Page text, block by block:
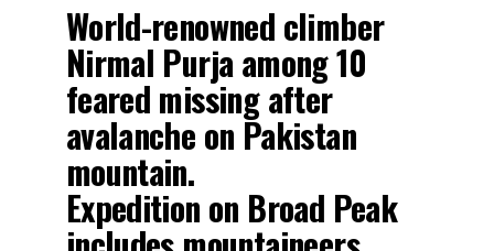
World-renowned climber
Nirmal Purja among 10
feared missing after
avalanche on Pakistan
mountain.
Expedition on Broad Peak